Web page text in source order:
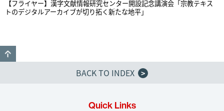
【フライヤー】漢字文献情報研究センター開設記念講演会「宗教テキス
トのデジタルアーカイブが切り拓く新たな地平」
BACK TO INDEX
>
Quick Links